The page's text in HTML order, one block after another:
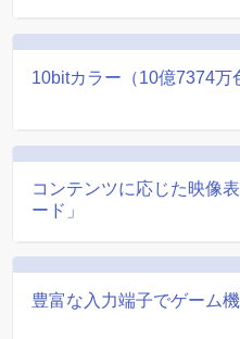
10bitカラー（10億7374万
コンテンツに応じた映像
ード」
豊富な入力端子でゲーム